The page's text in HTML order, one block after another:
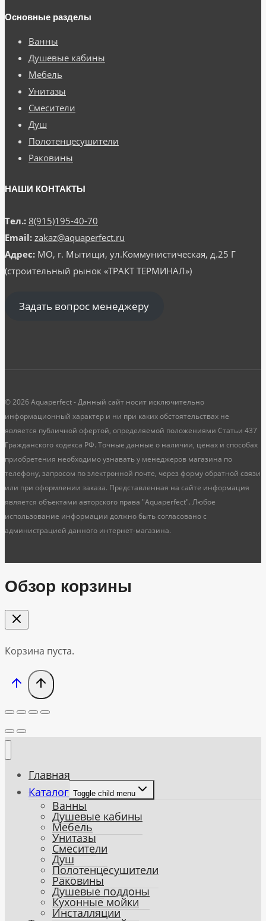
Основные разделы
Ванны
Душевые кабины
Мебель
Унитазы
Смесители
Душ
Полотенцесушители
Раковины
НАШИ КОНТАКТЫ
Тел.: 8(915)195-40-70
Email: zakaz@aquaperfect.ru
Адрес: МО, г. Мытищи, ул.Коммунистическая, д.25 Г
(строительный рынок «ТРАКТ ТЕРМИНАЛ»)
Задать вопрос менеджеру
© 2026 Aquaperfect - Данный сайт носит исключительно
информационный характер и ни при каких обстоятельствах не
является публичной офертой, определяемой положениями Статьи 437
Гражданского кодекса РФ. Точные данные о наличии, ценах и способах
приобретения необходимо узнавать у менеджеров магазина по
телефону, запросом по электронной почте, через форму обратной связи
или при оформлении заказа. Представленная на сайте информация
является объектами авторского права "Aquaperfect". Любое
использование информации должно быть согласовано с
администрацией данного интернет-магазина.
Обзор корзины
Корзина пуста.
Главная
Каталог Toggle child menu
Ванны
Душевые кабины
Мебель
Унитазы
Смесители
Душ
Полотенцесушители
Раковины
Душевые поддоны
Кухонные мойки
Инсталляции